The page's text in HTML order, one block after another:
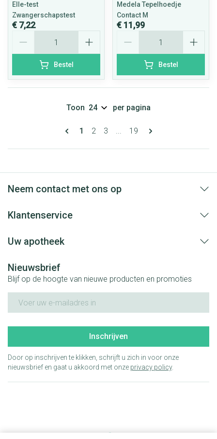
Elle-test
Zwangerschapstest
€ 7,22
Bestel
Medela Tepelhoedje
Contact M
€ 11,99
Bestel
Pagina's
U lees momenteel pagina
1 Pagina
2 Pagina
3 ... Pagina
19
Toon per pagina
Neem contact met ons op
Klantenservice
Uw apotheek
Nieuwsbrief
Blijf op de hoogte van nieuwe producten en promoties
Inschrijven
Door op inschrijven te klikken, schrijft u zich in voor onze
nieuwsbrief en gaat u akkoord met onze privacy policy.